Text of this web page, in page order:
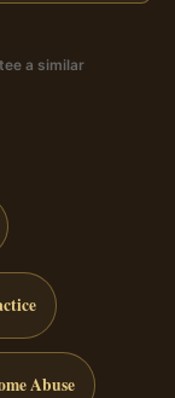
a similar
Abuse